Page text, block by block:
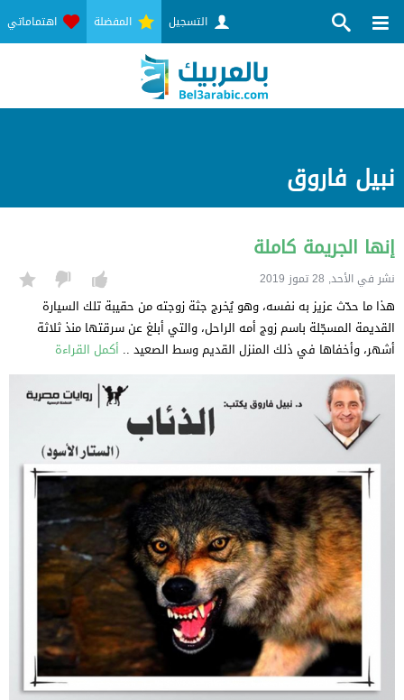
اهتماماتي المفضلة التسجيل
نبيل فاروق
إنها الجريمة كاملة
نشر في الأحد, 28 تموز 2019
هذا ما حدّث عزيز به نفسه، وهو يُخرج جثة زوجته من حقيبة تلك السيارة
القديمة المسجّلة باسم زوج أمه الراحل، والتي أبلغ عن سرقتها منذ ثلاثة
أشهر، وأخفاها في ذلك المنزل القديم وسط الصعيد .. أكمل القراءة